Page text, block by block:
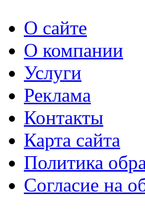
О сайте
О компании
Услуги
Реклама
Контакты
Карта сайта
Политика
Согласие на